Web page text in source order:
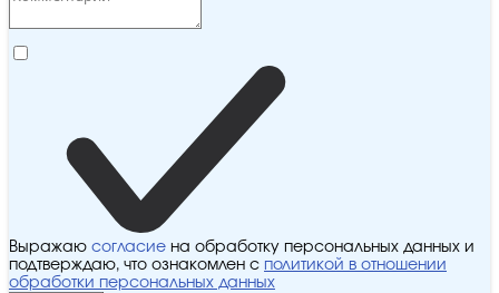
Выражаю согласие на обработку персональных данных и
подтверждаю, что ознакомлен с политикой в отношении
обработки персональных данных